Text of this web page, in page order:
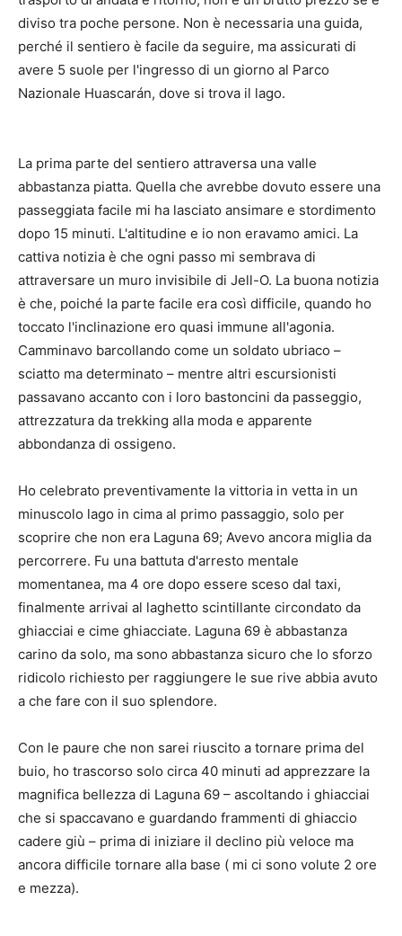
diviso tra poche persone. Non è necessaria una guida,
perché il sentiero è facile da seguire, ma assicurati di
avere 5 suole per l'ingresso di un giorno al Parco
Nazionale Huascarán, dove si trova il lago.
La prima parte del sentiero attraversa una valle
abbastanza piatta. Quella che avrebbe dovuto essere una
passeggiata facile mi ha lasciato ansimare e stordimento
dopo 15 minuti. L'altitudine e io non eravamo amici. La
cattiva notizia è che ogni passo mi sembrava di
attraversare un muro invisibile di Jell-O. La buona notizia
è che, poiché la parte facile era così difficile, quando ho
toccato l'inclinazione ero quasi immune all'agonia.
Camminavo barcollando come un soldato ubriaco –
sciatto ma determinato – mentre altri escursionisti
passavano accanto con i loro bastoncini da passeggio,
attrezzatura da trekking alla moda e apparente
abbondanza di ossigeno.
Ho celebrato preventivamente la vittoria in vetta in un
minuscolo lago in cima al primo passaggio, solo per
scoprire che non era Laguna 69; Avevo ancora miglia da
percorrere. Fu una battuta d'arresto mentale
momentanea, ma 4 ore dopo essere sceso dal taxi,
finalmente arrivai al laghetto scintillante circondato da
ghiacciai e cime ghiacciate. Laguna 69 è abbastanza
carino da solo, ma sono abbastanza sicuro che lo sforzo
ridicolo richiesto per raggiungere le sue rive abbia avuto
a che fare con il suo splendore.
Con le paure che non sarei riuscito a tornare prima del
buio, ho trascorso solo circa 40 minuti ad apprezzare la
magnifica bellezza di Laguna 69 – ascoltando i ghiacciai
che si spaccavano e guardando frammenti di ghiaccio
cadere giù – prima di iniziare il declino più veloce ma
ancora difficile tornare alla base ( mi ci sono volute 2 ore
e mezza).